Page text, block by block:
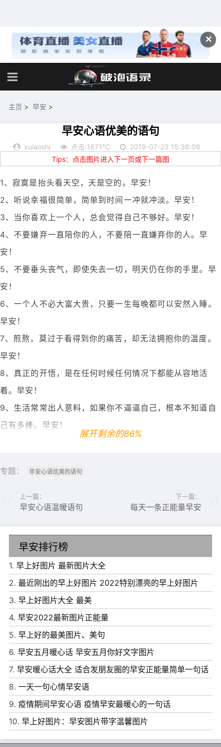
✕
主页 > 早安 >
早安心语优美的语句
xulaoshi 点击:1671℃
2019-07-23 15:38:08
Tips：点击图片进入下一页或下一篇图
1、寂寞是抬头看天空，天是空的。早安！
2、听说幸福很简单，简单到时间一冲就冲淡。早安！
3、当你喜欢上一个人，总会觉得自己不够好。早安！
4、不要嫌弃一直陪你的人，不要陪一直嫌弃你的人。早
安！
5、不要垂头丧气，即使失去一切，明天仍在你的手里。早
安！
6、一个人不必大富大贵，只要一生每晚都可以安然入睡。
早安！
7、煎熬，莫过于看得到你的痛苦，却无法拥抱你的温度。
早安！
8、真正的开悟，是在任何时候任何情况下都能从容地活
着。早安！
9、生活常常出人意料，如果你不逼逼自己，根本不知道自
己有多棒。早安！
11、其实，你不用多好，我喜欢就好，另外，我没有很好，
你不嫌弃就好。早安！
12、真正懂你的人，就算没有在你的身边，也会让你感到温
暖和心情舒畅。早安！
13、生活中只有一种英雄主义，那就是在认清生活的真相之
后依然热爱生活。早安！
14、有时候你想证明给一万个人看，后来却只得到了一个明
白的人，那就够了。早安！
15、人和人终究是不同的，有人风雨中送来的晚餐，却不及
某人随口的一句晚安。早安！
16、有些人，有些事，该忘就忘了吧，人家从没把你放心里
过，你又何必自作多情。早安！
17、如果幸福，那是因为我爱你，也被你所爱。如果不幸
福，那是因为我不懂爱自己。早安！
18、生命的完整，在于宽恕、容忍、等待与爱，如果没有这
展开剩余的86%
专题： 早安心语优美的语句
上一篇：
早安心语温暖语句
下一篇：
每天一条正能量早安
早安排行榜
1. 早上好图片 最新图片大全
2. 最近刚出的早上好图片 2022特别漂亮的早上好图片
3. 早上好图片大全 最美
4. 早安2022最新图片正能量
5. 早上好的最美图片、美句
6. 早安五月暖心话 早安五月你好文字图片
7. 早安暖心话大全 适合发朋友圈的早安正能量简单一句话
8. 一天一句心情早安语
9. 疫情期间早安心语 疫情早安最暖心的一句话
10. 早上好图片：早安图片带字温馨图片